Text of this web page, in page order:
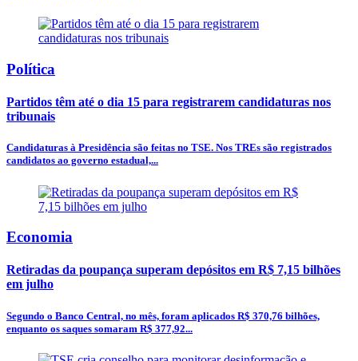
Política
Partidos têm até o dia 15 para registrarem candidaturas nos
tribunais
Candidaturas à Presidência são feitas no TSE. Nos TREs são registrados
candidatos ao governo estadual,...
Economia
Retiradas da poupança superam depósitos em R$ 7,15 bilhões
em julho
Segundo o Banco Central, no mês, foram aplicados R$ 370,76 bilhões,
enquanto os saques somaram R$ 377,92...